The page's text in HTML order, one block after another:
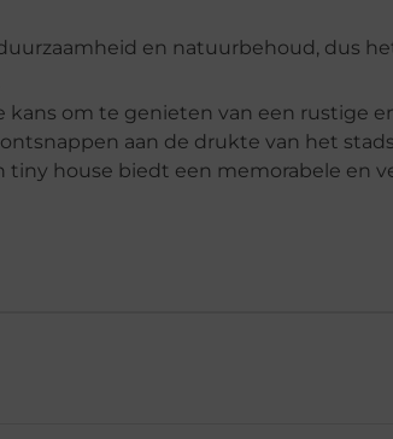
en natuurbehoud, dus
om te genieten van een rustige
aan de drukte van het
house biedt een memorabele en